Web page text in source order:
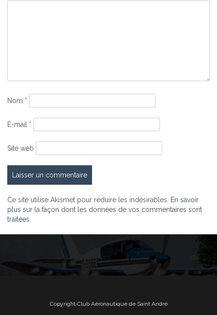
Nom *
E-mail *
Site web
Ce site utilise Akismet pour réduire les indésirables. En savoir
plus sur la façon dont les données de vos commentaires sont
traitées
Copyright Club Aéronautique de Saint André